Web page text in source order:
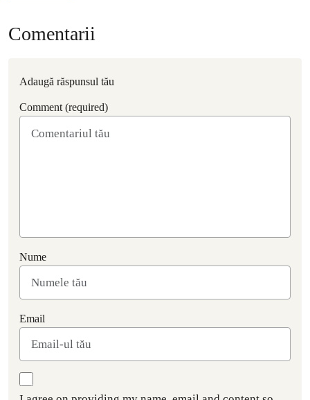
Comentarii
Adaugă răspunsul tău
Comment (required)
Nume
Email